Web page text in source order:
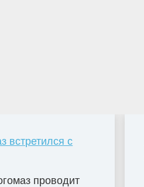
встретился с
проводит